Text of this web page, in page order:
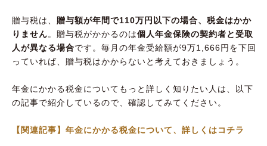
贈与税は、
贈与額が年間で110万円以下の場合、税金はかか
りません。贈与税がかかるのは個人年金保険の契約者と受取
人が異なる場合です。毎月の年金受給額が9万1,666円を下回
っていれば、贈与税はかからないと考えておきましょう。
年金にかかる税金についてもっと詳しく知りたい人は、以下
の記事で紹介しているので、確認してみてください。
【関連記事】年金にかかる税金について、詳しくはコチラ